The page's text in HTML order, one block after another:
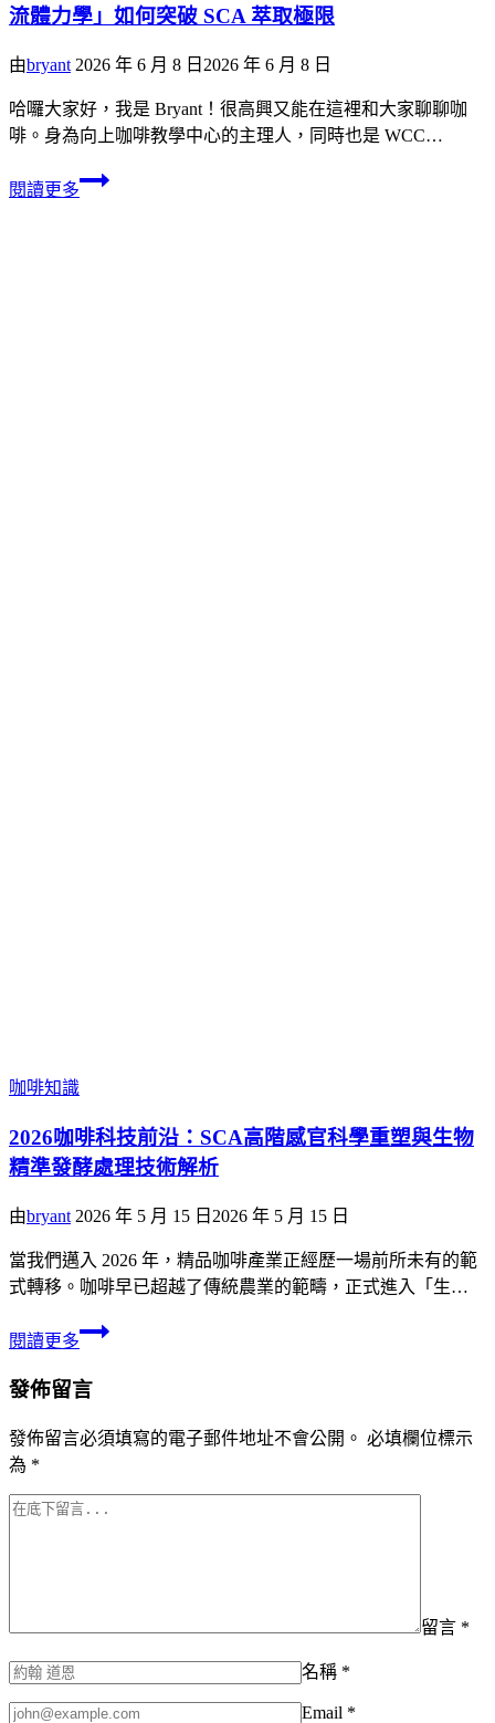
流體力學」如何突破 SCA 萃取極限
由bryant 2026 年 6 月 8 日 2026 年 6 月 8 日
哈囉大家好，我是 Bryant！很高興又能在這裡和大家聊聊咖
啡。身為向上咖啡教學中心的主理人，同時也是 WCC…
閱讀更多
咖啡知識
2026咖啡科技前沿：SCA高階感官科學重塑與生物
精準發酵處理技術解析
由bryant 2026 年 5 月 15 日 2026 年 5 月 15 日
當我們邁入 2026 年，精品咖啡產業正經歷一場前所未有的範
式轉移。咖啡早已超越了傳統農業的範疇，正式進入「生…
閱讀更多
發佈留言
發佈留言必須填寫的電子郵件地址不會公開。 必填欄位標示
為 *
留言 *
名稱 *
Email *